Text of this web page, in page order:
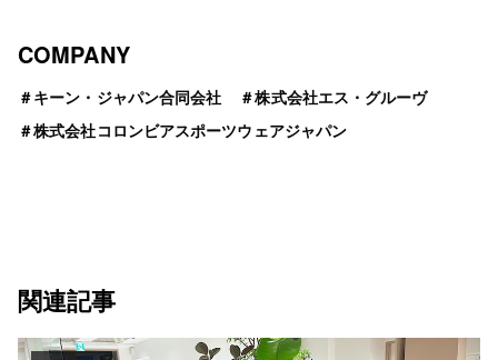
COMPANY
＃キーン・ジャパン合同会社 ＃株式会社エス・グルーヴ
＃株式会社コロンビアスポーツウェアジャパン
関連記事